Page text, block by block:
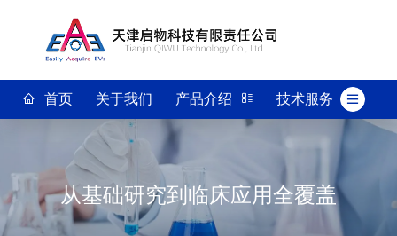
首页 关于我们 产品介绍 技术服务
从基础研究到临床应用全覆盖